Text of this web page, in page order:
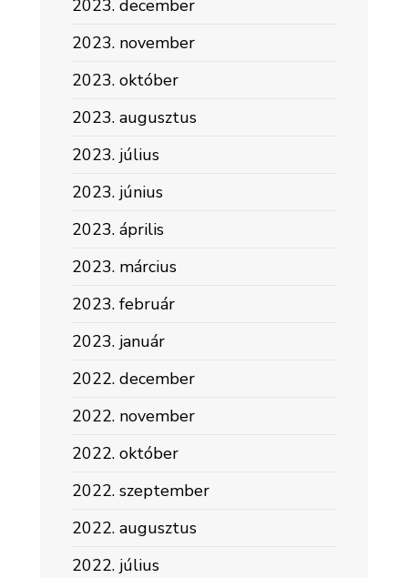
2023. december
2023. november
2023. október
2023. augusztus
2023. július
2023. június
2023. április
2023. március
2023. február
2023. január
2022. december
2022. november
2022. október
2022. szeptember
2022. augusztus
2022. július